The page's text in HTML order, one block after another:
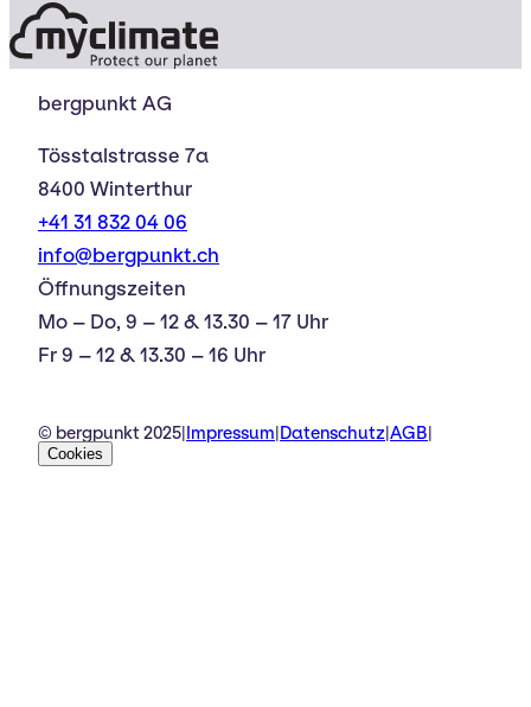
bergpunkt AG
Tösstalstrasse 7a
8400 Winterthur
+41 31 832 04 06
info@bergpunkt.ch
Öffnungszeiten
Mo – Do, 9 – 12 & 13.30 – 17 Uhr
Fr 9 – 12 & 13.30 – 16 Uhr
© bergpunkt 2025 Impressum Datenschutz AGB
Cookies